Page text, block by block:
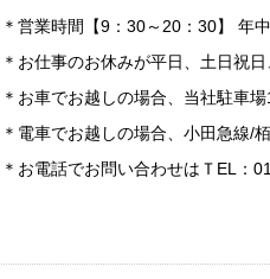
＊営業時間【9：30～20：30】 年
＊お仕事のお休みが平日、土日祝
＊お車でお越しの場合、当社駐車
＊電車でお越しの場合、小田急線/
＊お電話でお問い合わせはＴEL：